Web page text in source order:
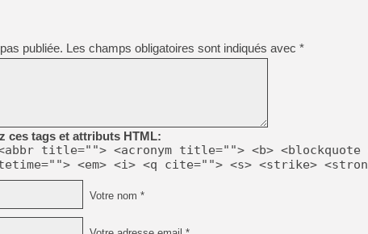
[Mo5] Deux inédits du
[GK] Le beat'em up The
[GK] Endless Legend 2 :
[LS] [PS5] Premiers
publiée. Les champs obligatoires sont indiqués avec *
ces tags et attributs HTML:
title=""> <acronym title=""> <b> <blockquote
<em> <i> <q cite=""> <s> <strike>
Votre nom *